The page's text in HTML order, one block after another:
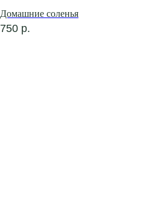
Домашние соленья
750 р.